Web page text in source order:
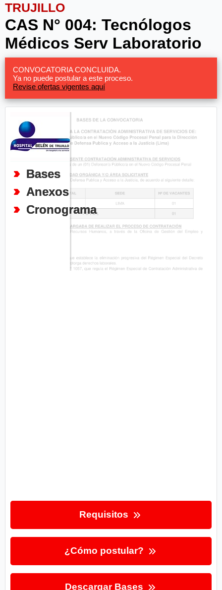
TRUJILLO
CAS N° 004: Tecnólogos
Médicos Serv Laboratorio
CONVOCATORIA CONCLUIDA.
Ya no puede postular a este proceso.
Revise ofertas vigentes aquí
Bases
Anexos
Cronograma
Requisitos
¿Cómo postular?
Descargar Bases